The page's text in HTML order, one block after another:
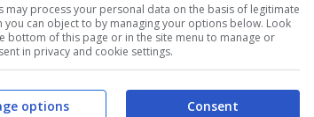
may process your personal data on the basis of legitimate
you can object to by managing your options below. Look
bottom of this page or in the site menu to manage or
in privacy and cookie settings.
Consent
options